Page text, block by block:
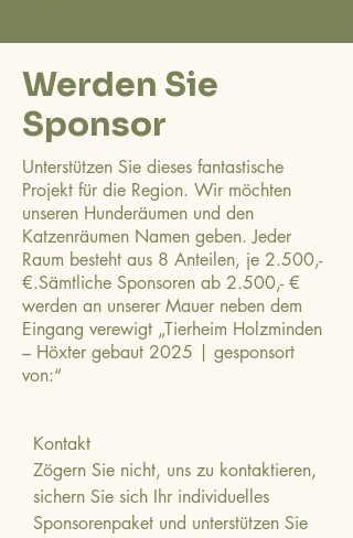
Werden Sie
Sponsor
Unterstützen Sie dieses fantastische
Projekt für die Region. Wir möchten
unseren Hunderäumen und den
Katzenräumen Namen geben. Jeder
Raum besteht aus 8 Anteilen, je 2.500,-
€.Sämtliche Sponsoren ab 2.500,- €
werden an unserer Mauer neben dem
Eingang verewigt „Tierheim Holzminden
– Höxter gebaut 2025 | gesponsort
von:“
Kontakt
Zögern Sie nicht, uns zu kontaktieren,
sichern Sie sich Ihr individuelles
Sponsorenpaket und unterstützen Sie